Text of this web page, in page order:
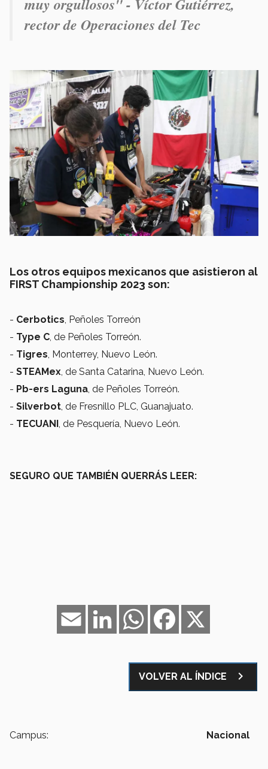
muy orgullosos" - Víctor Gutiérrez,
rector de Operaciones del Tec
Los otros equipos mexicanos que asistieron al
FIRST Championship 2023 son:
- Cerbotics, Peñoles Torreón
- Type C, de Peñoles Torreón.
- Tigres, Monterrey, Nuevo León.
- STEAMex, de Santa Catarina, Nuevo León.
- Pb-ers Laguna, de Peñoles Torreón.
- Silverbot, de Fresnillo PLC, Guanajuato.
- TECUANI , de Pesquería, Nuevo León.
SEGURO QUE TAMBIÉN QUERRÁS LEER:
Facebook
WhatsApp
LinkedIn
Email
VOLVER AL ÍNDICE navigate_next
Campus: Nacional